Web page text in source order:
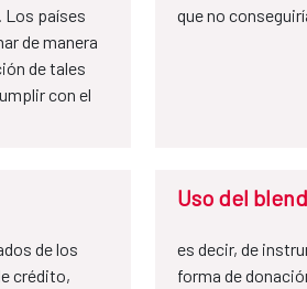
Los países
de manera
de tales
con el
que no
de los
crédito,
Uso del
es decir, de
forma de